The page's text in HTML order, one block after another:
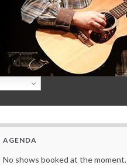
AGENDA
No shows booked at the moment.